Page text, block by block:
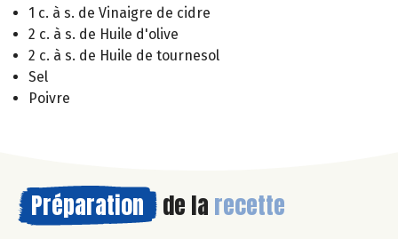
1 c. à s. de Vinaigre de cidre
2 c. à s. de Huile d'olive
2 c. à s. de Huile de tournesol
Sel
Poivre
Préparation de la recette